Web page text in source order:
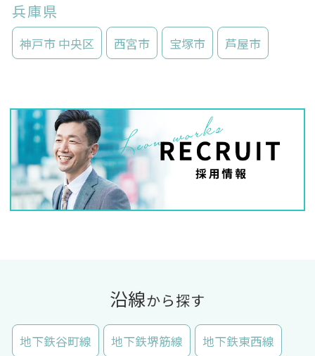
兵庫県
神戸市 中央区 西宮市 宝塚市 芦屋市
沿線から探す
地下鉄谷町線 地下鉄堺筋線 地下鉄東西線